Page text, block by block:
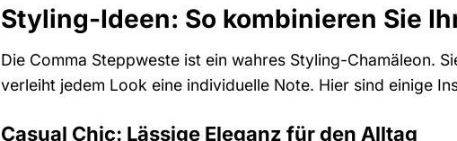
Styling-Ideen: So kombinieren Sie
Die Comma Steppweste ist ein wahres Styling-Chamäleon.
verleiht jedem Look eine individuelle Note. Hier sind einige
Casual Chic: Lässige Eleganz für den Alltag